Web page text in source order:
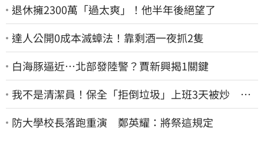
退休擁2300萬「過太爽」！他半年後絕望了
達人公開0成本滅蟑法！靠剩酒一夜抓2隻
白海豚逼近…北部發陸警？賈新興揭1關鍵
我不是清潔員！保全「拒倒垃圾」上班3天被炒 找
法院討公道結果出爐
防大學校長落跑重演 鄭英耀：將祭這規定